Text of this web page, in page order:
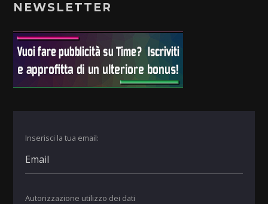
NEWSLETTER
Inserisci la tua email:
Autorizzazione utilizzo dei dati